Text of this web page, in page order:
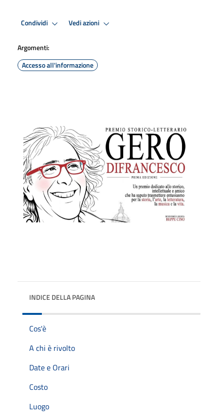
Condividi Vedi azioni
Argomenti:
Accesso all'informazione
INDICE DELLA PAGINA
Cos'è
A chi è rivolto
Date e Orari
Costo
Luogo